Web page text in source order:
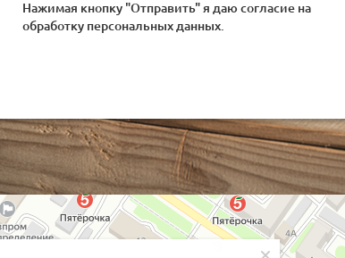
Нажимая кнопку "Отправить" я даю согласие на
обработку персональных данных